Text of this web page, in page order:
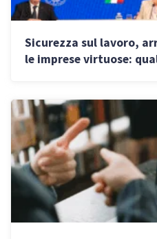
Sicurezza sul lavoro,
le imprese virtuose: